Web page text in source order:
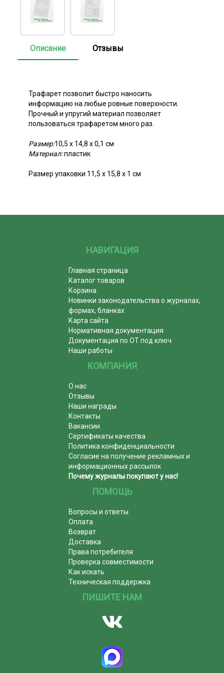
Описание Отзывы
Трафарет позволит быстро наносить
информацию на любые ровные поверхности.
Прочный и упругий материал позволяет
пользоваться трафаретом много раз.
Размер:10,5 x 14,8 х 0,1 см
Материал:пластик
Размер упаковки 11,5 х 15,8 х 1 см
НАВИГАЦИЯ
Главная страница
Каталог товаров
Корзина
Новинки законодательства о журналах,
формах, бланках
Карта сайта
Нормативная документация
Документация по ОТ под ключ
Наши работы
КОМПАНИЯ
О нас
Отзывы
Наши награды
Контакты
Вакансии
Сертификаты качества
Политика конфиденциальности
Согласие на получение рекламных и
информационных рассылок
Почему журналы покупают у нас!
ПОМОЩЬ
Вопросы и ответы
Оплата
Возврат
Доставка
Права потребителя
Проверка совместимости
Как искать
Техническая поддержка
ПИШИТЕ НАМ